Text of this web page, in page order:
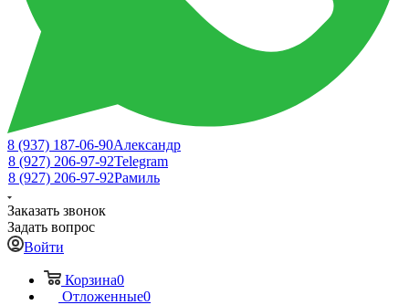
8 (937) 187-06-90Александр
8 (927) 206-97-92Telegram
8 (927) 206-97-92Рамиль
Заказать звонок
Задать вопрос
Войти
Корзина0
Отложенные0